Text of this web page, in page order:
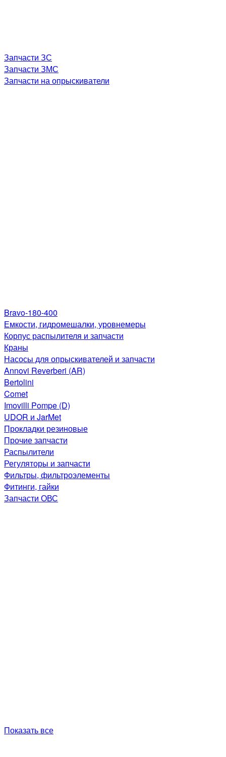
Запчасти ЗС
Запчасти ЗМС
Запчасти на опрыскиватели
Bravo-180-400
Емкости, гидромешалки, уровнемеры
Корпус распылителя и запчасти
Краны
Насосы для опрыскивателей и запчасти
Annovi Reverberi (AR)
Bertolini
Comet
Imovilli Pompe (D)
UDOR и JarMet
Прокладки резиновые
Прочие запчасти
Распылители
Регуляторы и запчасти
Фильтры, фильтроэлементы
Фитинги, гайки
Запчасти ОВС
Показать все